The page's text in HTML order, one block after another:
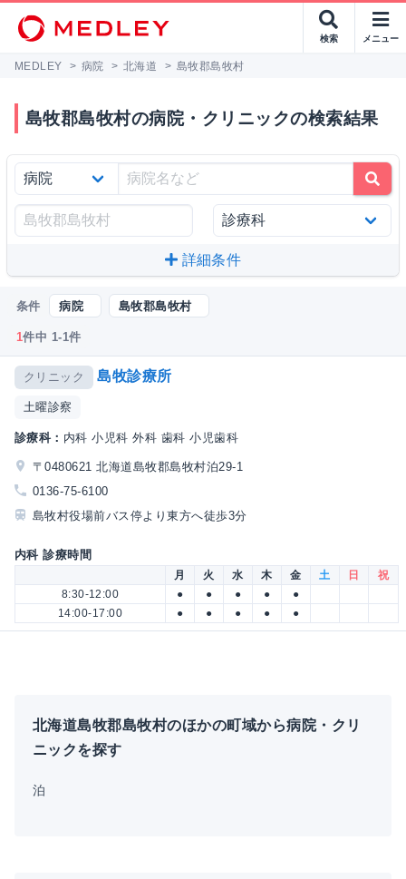
検索 メニュー
MEDLEY > 病院 > 北海道 > 島牧郡島牧村
島牧郡島牧村の病院・クリニックの検索結果
詳細条件
条件 病院 島牧郡島牧村
1件中 1-1件
クリニック 島牧診療所
土曜診察
診療科： 内科 小児科 外科 歯科 小児歯科
〒0480621 北海道島牧郡島牧村泊29-1
0136-75-6100
島牧村役場前バス停より東方へ徒歩3分
内科 診療時間
月 火 水 木 金 土 日
祝
8:30-12:00
● ● ● ●
●
14:00-17:00
● ● ● ● ●
北海道島牧郡島牧村のほかの町域から病院・クリ
ニックを探す
泊